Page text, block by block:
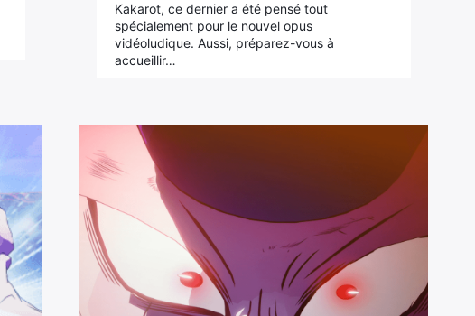
Kakarot, ce dernier a été pensé tout
spécialement pour le nouvel opus
vidéoludique. Aussi, préparez-vous à
accueillir…